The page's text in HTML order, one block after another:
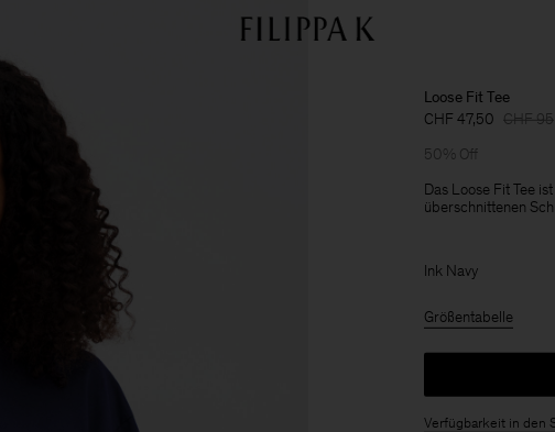
Loose Fit Tee
CHF 47,50 CHF 95
50% Off
Das Loose Fit Tee
überschnittenen
Ink Navy
Größentabelle
Verfügbarkeit in den